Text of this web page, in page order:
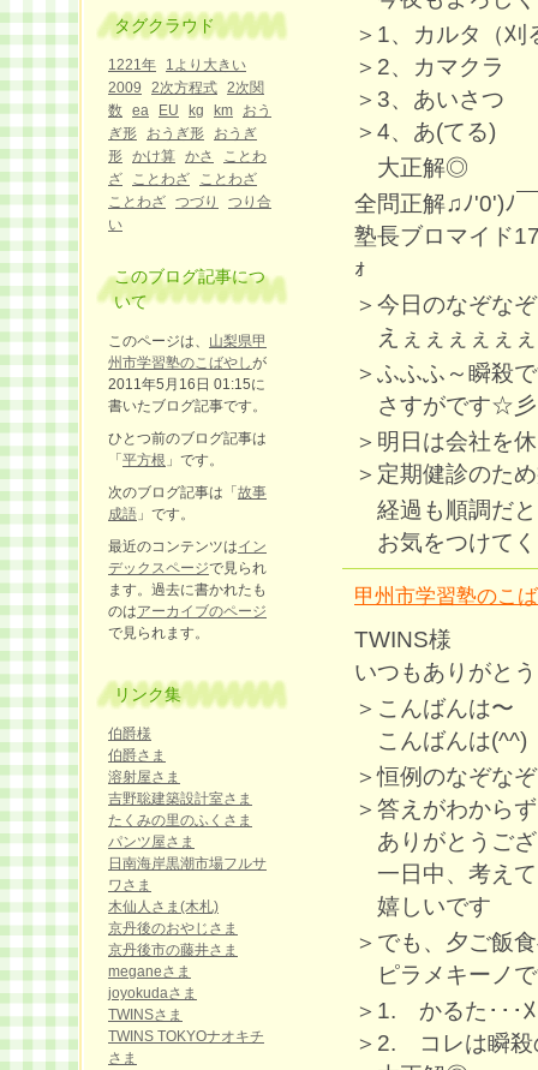
＞1、カルタ（刈
＞2、カマクラ
＞3、あいさつ
＞4、あ(てる)
大正解◎
全問正解♫ﾉ'0')ﾉ
塾長ブロマイド
ｫ
＞今日のなぞな
えぇぇぇぇぇぇ
＞ふふふ～瞬殺
さすがです☆彡
＞明日は会社を
＞定期健診のた
経過も順調だ
お気をつけて
甲州市学習塾のこ
TWINS様
いつもありがと
＞こんばんは〜
こんばんは(^^)
＞恒例のなぞな
＞答えがわから
ありがとうご
一日中、考え
嬉しいです
＞でも、夕ご飯
ピラメキーノ
＞1. かるた･･･
＞2. コレは瞬殺
タグクラウド
1221年
1より大きい
2009
2次方程式 2次関
数
ea EU kg km
おう
ぎ形
おうぎ形
おうぎ
形 かけ算 かさ
ことわ
ざ
ことわざ
ことわざ
ことわざ つづり
つり合
い
このブログ記事につ
いて
このページは、 山梨県甲
州市学習塾のこばやしが
2011年5月16日 01:15に
書いたブログ記事です。
ひとつ前のブログ記事は
「 平方根 」です。
次のブログ記事は「 故事
成語 」です。
最近のコンテンツはイン
デックスページで見られ
ます。過去に書かれたも
のはアーカイブのページ
で見られます。
リンク集
伯爵様
伯爵さま
溶射屋さま
吉野聡建築設計室さま
たくみの里のふくさま
パンツ屋さま
日南海岸黒潮市場フルサ
ワさま
木仙人さま(木札)
京丹後のおやじさま
京丹後市の藤井さま
meganeさま
joyokudaさま
TWINSさま
TWINS TOKYOナオキチ
さま